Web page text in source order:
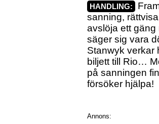
HANDLING:
sanning,
avslöja ett gäng
säger sig vara
Stanwyk verkar
biljett till Rio…
på sanningen
försöker hjälpa!
Annons: